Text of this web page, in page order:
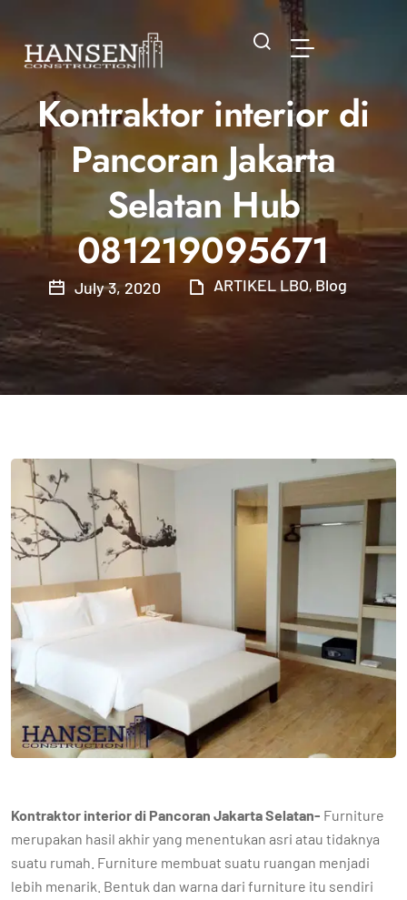
Kontraktor interior di
Pancoran Jakarta
Selatan Hub
081219095671
July 3, 2020 ARTIKEL LBO, Blog
Kontraktor interior di Pancoran Jakarta Selatan- Furniture
merupakan hasil akhir yang menentukan asri atau tidaknya
suatu rumah. Furniture membuat suatu ruangan menjadi
lebih menarik. Bentuk dan warna dari furniture itu sendiri